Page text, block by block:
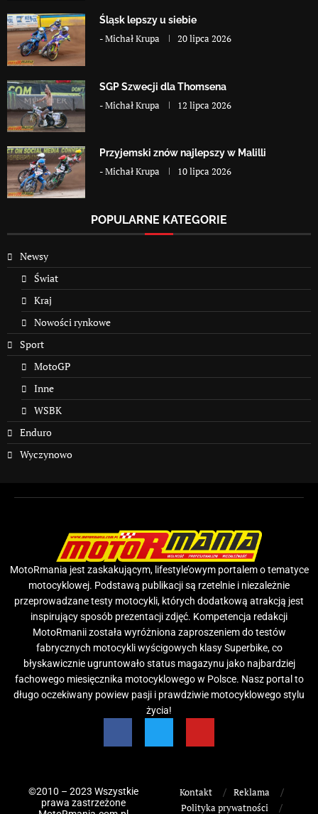
Śląsk lepszy u siebie
-Michał Krupa 20 lipca 2026
SGP Szwecji dla Thomsena
-Michał Krupa 12 lipca 2026
Przyjemski znów najlepszy w Malilli
-Michał Krupa 10 lipca 2026
POPULARNE KATEGORIE
Newsy
Świat
Kraj
Nowości rynkowe
Sport
MotoGP
Inne
WSBK
Enduro
Wyczynowo
MotoRmania jest zaskakującym, lifestyle’owym portalem o tematyce
motocyklowej. Podstawą publikacji są rzetelnie i niezależnie
przeprowadzane testy motocykli, których dodatkową atrakcją jest
inspirujący sposób prezentacji zdjęć. Kompetencja redakcji
MotoRmanii została wyróżniona zaproszeniem do testów
fabrycznych motocykli wyścigowych klasy Superbike, co
błyskawicznie ugruntowało status magazynu jako najbardziej
fachowego miesięcznika motocyklowego w Polsce. Nasz portal to
długo oczekiwany powiew pasji i prawdziwie motocyklowego stylu
życia!
©2010 – 2023 Wszystkie
prawa zastrzeżone
Kontakt
Reklama
Polityka prywatności